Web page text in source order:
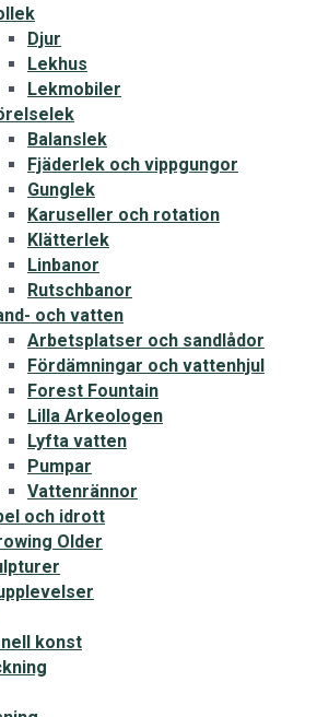
Djur
Lekhus
Lekmobiler
Balanslek
Fjäderlek och vippgungor
Gunglek
Karuseller och rotation
Klätterlek
Linbanor
Rutschbanor
och vatten
Arbetsplatser och sandlådor
Fördämningar och vattenhjul
Forest Fountain
Lilla Arkeologen
Lyfta vatten
Pumpar
Vattenrännor
och idrott
Older
konst